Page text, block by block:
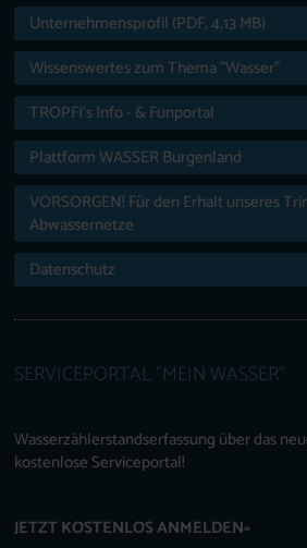
Unternehmensprofil (PDF, 4,13 MB)
Wissenswertes zum Thema "Wasser"
TROPFI’s Info - & Funportal
Plattform WASSER Burgenland
VORSORGEN! Für den Erhalt unseres
Abwassernetze
Datenschutz
SERVICEPORTAL "MEIN WASSER"
Wasserzählerstandserfassung über das
kostenlose Serviceportal!
JETZT KOSTENLOS ANMELDEN»